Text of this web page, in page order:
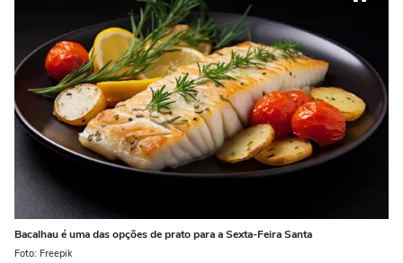
Bacalhau é uma das opções de prato para a Sexta-Feira Santa
Foto: Freepik